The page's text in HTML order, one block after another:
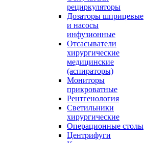
рециркуляторы
Дозаторы шприцевые
и насосы
инфузионные
Отсасыватели
хирургические
медицинские
(аспираторы)
Мониторы
прикроватные
Рентгенология
Светильники
хирургические
Операционные столы
Центрифуги